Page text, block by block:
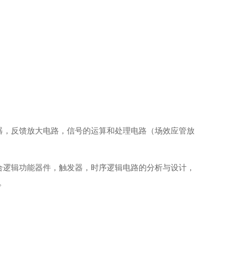
反馈放大电路，信号的运算和处理电路（场效应管放
辑功能器件，触发器，时序逻辑电路的分析与设计，